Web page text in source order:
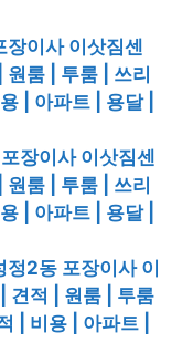
장이사 이삿짐센
원룸 | 투룸 | 쓰리
| 아파트 | 용달 |
장이사 이삿짐센
원룸 | 투룸 | 쓰리
| 아파트 | 용달 |
정2동 포장이사 이
견적 | 원룸 | 투룸
| 비용 | 아파트 |